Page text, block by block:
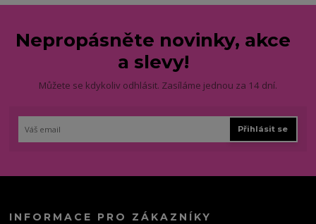
Nepropásněte novinky, akce
a slevy!
Můžete se kdykoliv odhlásit. Zasíláme jednou za 14 dní.
Přihlásit se
INFORMACE PRO ZÁKAZNÍKY